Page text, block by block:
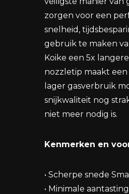
zorgen voor een
snelheid,
gebruik te maken
Koike een 5x
nozzletip maakt een
lager gasverbruik
snijkwaliteit nog
niet meer nodig is.
Kenmerken en
• Scherpe snede
• Minimale